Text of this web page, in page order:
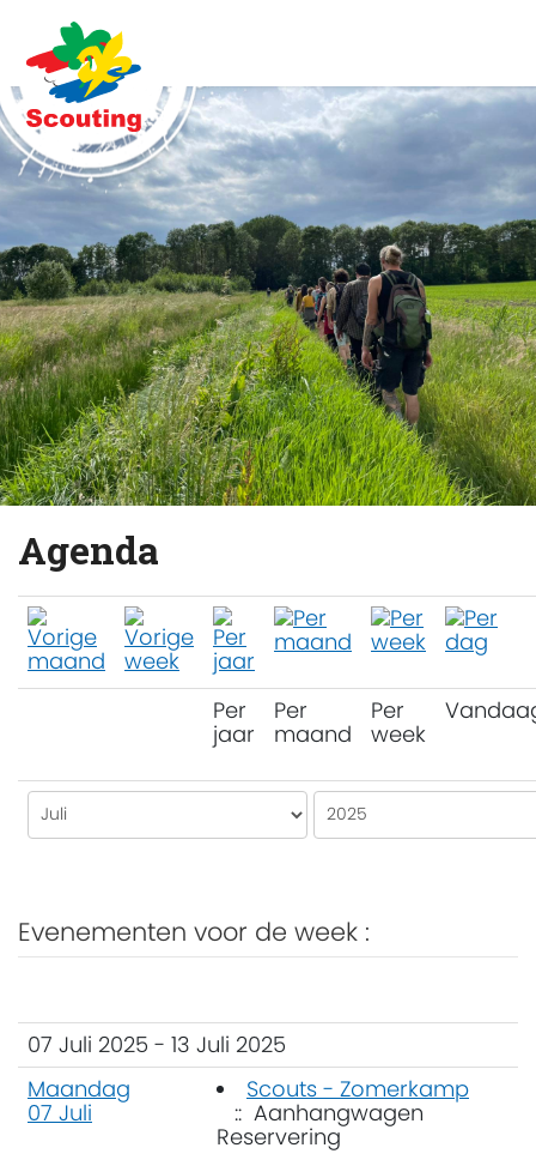
Agenda
Per
jaar
Per
maand
Per
week
Evenementen voor de week :
07 Juli 2025 - 13 Juli 2025
Maandag
07 Juli
Scouts - Zomerkamp
:: Aanhangwagen
Reservering